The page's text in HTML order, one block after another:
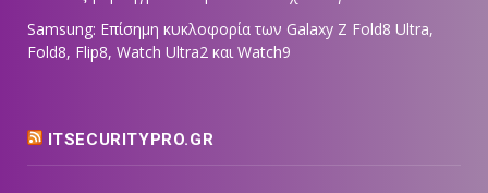
Samsung: Επίσημη κυκλοφορία των Galaxy Z Fold8 Ultra,
Fold8, Flip8, Watch Ultra2 και Watch9
ITSECURITYPRO.GR